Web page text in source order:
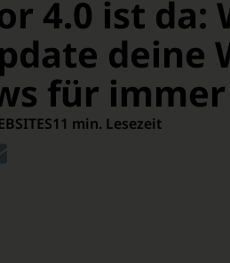
4.0 ist da:
deine
für
11 min. Lesezeit